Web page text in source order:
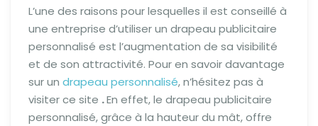
L’une des raisons pour lesquelles il est conseillé à
une entreprise d’utiliser un drapeau publicitaire
personnalisé est l’augmentation de sa visibilité
et de son attractivité. Pour en savoir davantage
sur un drapeau personnalisé, n’hésitez pas à
visiter ce site .En effet, le drapeau publicitaire
personnalisé, grâce à la hauteur du mât, offre